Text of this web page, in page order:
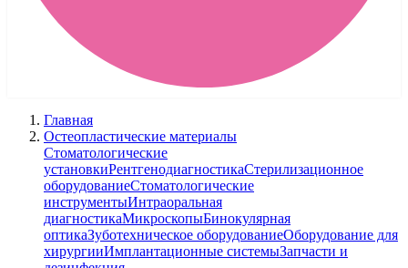
Главная
Остеопластические материалы
Стоматологические
установкиРентгенодиагностикаСтерилизационное
оборудованиеСтоматологические
инструментыИнтраоральная
диагностикаМикроскопыБинокулярная
оптикаЗуботехническое оборудованиеОборудование для
хирургииИмплантационные системыЗапчасти и